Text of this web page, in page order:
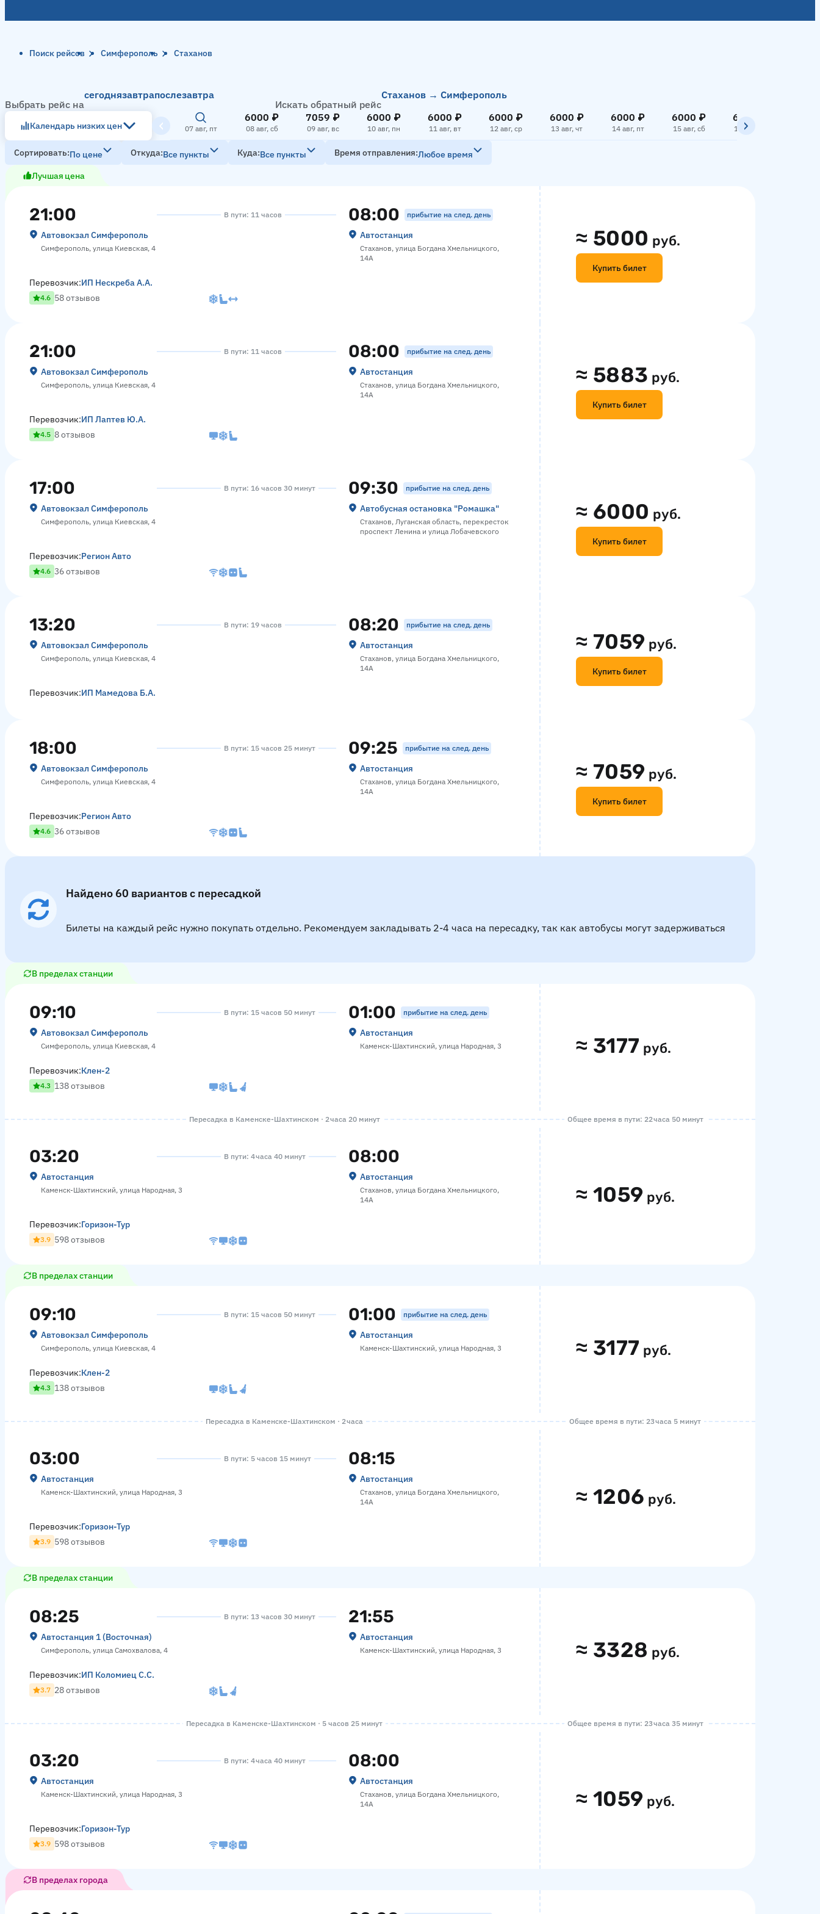
Поиск рейсов Симферополь Стаханов
Выбрать рейс на
сегоднязавтрапослезавтра
Искать обратный рейс
Стаханов → Симферополь
Календарь низких цен 07 авг, пт
6000 ₽
08 авг, сб
7059 ₽
09 авг, вс
6000 ₽
10 авг, пн
6000 ₽
11 авг, вт
6000 ₽
12 авг, ср
6000 ₽
13 авг, чт
6000 ₽
14 авг, пт
6000 ₽
15 авг, сб
6000 ₽
16 авг, вс
Сортировать По цене Откуда Все пункты Куда Все пункты Время отправления Любое время
Лучшая цена
21:00
Автовокзал Симферополь
Симферополь, улица Киевская, 4
В пути: 11 часов 08:00 прибытие на след. день
Автостанция
Стаханов, улица Богдана Хмельницкого,
14А
≈ 5000 руб.
Купить билет
Перевозчик:ИП Нескреба А.А.
4.6 58 отзывов
21:00
Автовокзал Симферополь
Симферополь, улица Киевская, 4
В пути: 11 часов 08:00 прибытие на след. день
Автостанция
Стаханов, улица Богдана Хмельницкого,
14А
≈ 5883 руб.
Купить билет
Перевозчик:ИП Лаптев Ю.А.
4.5 8 отзывов
17:00
Автовокзал Симферополь
Симферополь, улица Киевская, 4
В пути: 16 часов 30 минут 09:30 прибытие на след. день
Автобусная остановка "Ромашка"
Стаханов, Луганская область, перекресток
проспект Ленина и улица Лобачевского
≈ 6000 руб.
Купить билет
Перевозчик:Регион Авто
4.6 36 отзывов
13:20
Автовокзал Симферополь
Симферополь, улица Киевская, 4
В пути: 19 часов 08:20 прибытие на след. день
Автостанция
Стаханов, улица Богдана Хмельницкого,
14А
≈ 7059 руб.
Купить билет
Перевозчик:ИП Мамедова Б.А.
18:00
Автовокзал Симферополь
Симферополь, улица Киевская, 4
В пути: 15 часов 25 минут 09:25 прибытие на след. день
Автостанция
Стаханов, улица Богдана Хмельницкого,
14А
≈ 7059 руб.
Купить билет
Перевозчик:Регион Авто
4.6 36 отзывов
Найдено 60 вариантов с пересадкой
Билеты на каждый рейс нужно покупать отдельно. Рекомендуем закладывать 2-4 часа на пересадку, так как автобусы могут задерживаться
В пределах станции
09:10
Автовокзал Симферополь
Симферополь, улица Киевская, 4
В пути: 15 часов 50 минут 01:00 прибытие на след. день
Автостанция
Каменск-Шахтинский, улица Народная, 3 ≈ 3177 руб.
Перевозчик:Клен-2
4.3 138 отзывов
Пересадка в Каменске-Шахтинском · 2 часа 20 минут Общее время в пути: 22 часа 50 минут
03:20
Автостанция
Каменск-Шахтинский, улица Народная, 3
В пути: 4 часа 40 минут 08:00
Автостанция
Стаханов, улица Богдана Хмельницкого,
14А
≈1059 руб.
Перевозчик:Горизон-Тур
3.9 598 отзывов
В пределах станции
09:10
Автовокзал Симферополь
Симферополь, улица Киевская, 4
В пути: 15 часов 50 минут 01:00 прибытие на след. день
Автостанция
Каменск-Шахтинский, улица Народная, 3 ≈ 3177 руб.
Перевозчик:Клен-2
4.3 138 отзывов
Пересадка в Каменске-Шахтинском · 2 часа Общее время в пути: 23 часа 5 минут
03:00
Автостанция
Каменск-Шахтинский, улица Народная, 3
В пути: 5 часов 15 минут 08:15
Автостанция
Стаханов, улица Богдана Хмельницкого,
14А
≈1206 руб.
Перевозчик:Горизон-Тур
3.9 598 отзывов
В пределах станции
08:25
Автостанция 1 (Восточная)
Симферополь, улица Самохвалова, 4
В пути: 13 часов 30 минут 21:55
Автостанция
Каменск-Шахтинский, улица Народная, 3 ≈ 3328 руб.
Перевозчик:ИП Коломиец С.С.
3.7 28 отзывов
Пересадка в Каменске-Шахтинском · 5 часов 25 минут Общее время в пути: 23 часа 35 минут
03:20
Автостанция
Каменск-Шахтинский, улица Народная, 3
В пути: 4 часа 40 минут 08:00
Автостанция
Стаханов, улица Богдана Хмельницкого,
14А
≈1059 руб.
Перевозчик:Горизон-Тур
3.9 598 отзывов
В пределах города